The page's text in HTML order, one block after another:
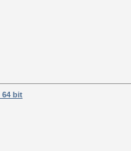
64 bit